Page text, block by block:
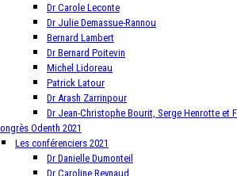
Dr Carole Leconte
Dr Julie Demassue-Rannou
Bernard Lambert
Dr Bernard Poitevin
Michel Lidoreau
Patrick Latour
Dr Arash Zarrinpour
Dr Jean-Christophe Bourit, Serge Henrotte et
Odenth 2021
Les conférenciers 2021
Dr Danielle Dumonteil
Dr Caroline Reynaud